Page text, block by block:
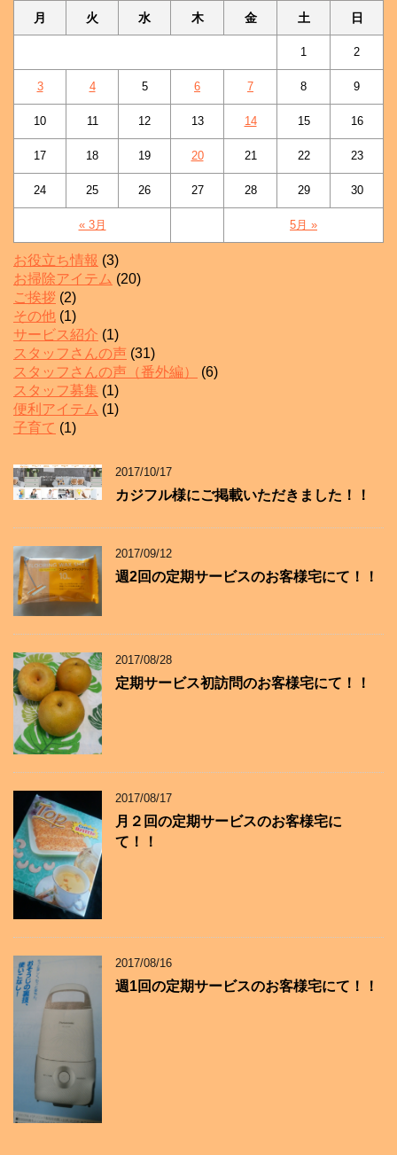
月 火 水 木 金 土 日
« 3月 5月 »
1 2
3 4 5 6 7 8 9
10 11 12 13 14 15 16
17 18 19 20 21 22 23
24 25 26 27 28 29 30
お役立ち情報 (3)
お掃除アイテム (20)
ご挨拶 (2)
その他 (1)
サービス紹介 (1)
スタッフさんの声 (31)
スタッフさんの声（番外編）
(6)
スタッフ募集 (1)
便利アイテム (1)
子育て (1)
2017/10/17
カジフル様にご掲載いただきました！！
2017/09/12
週2回の定期サービスのお客様宅にて！！
2017/08/28
定期サービス初訪問のお客様宅にて！！
2017/08/17
月２回の定期サービスのお客様宅に
て！！
2017/08/16
週1回の定期サービスのお客様宅にて！！